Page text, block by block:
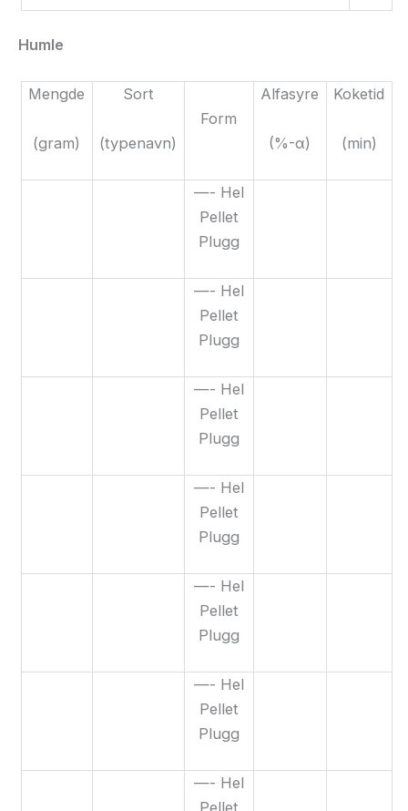
Humle
Mengde
(gram)
Sort
(typenavn)
Form
Alfasyre
(%-α)
Koketid
(min)
—- Hel
Pellet
Plugg
—- Hel
Pellet
Plugg
—- Hel
Pellet
Plugg
—- Hel
Pellet
Plugg
—- Hel
Pellet
Plugg
—- Hel
Pellet
Plugg
—- Hel